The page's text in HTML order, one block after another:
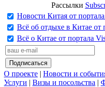
Рассылки
Новости Китая от
Всё об отдыхе в Китае от
Всё о Китае от портала
О проекте | Новости и
Услуги | Визы и посольства |